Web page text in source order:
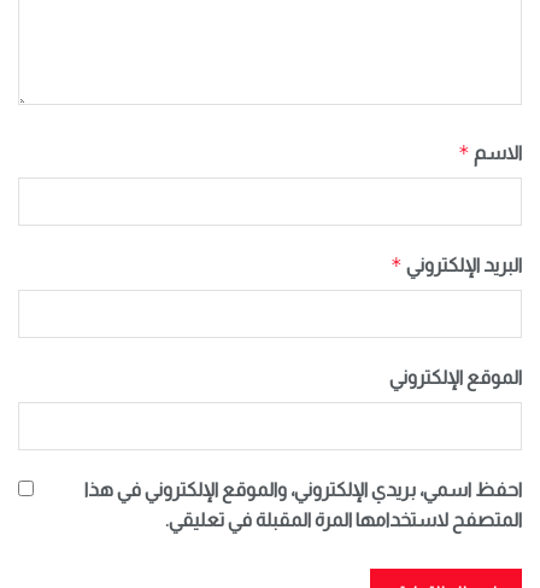
الاسم *
البريد الإلكتروني *
الموقع الإلكتروني
احفظ اسمي، بريدي الإلكتروني، والموقع الإلكتروني في هذا
المتصفح لاستخدامها المرة المقبلة في تعليقي.